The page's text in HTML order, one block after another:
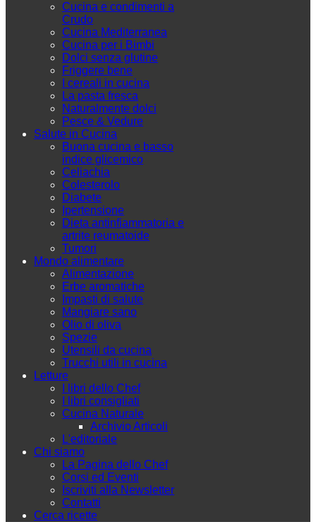
Cucina e condimenti a
Crudo
Cucina Mediterranea
Cucina per i Bimbi
Dolci senza glutine
Friggere bene
I cereali in cucina
La pasta fresca
Naturalmente dolci
Pesce & Vedure
Salute in Cucina
Buona cucina e basso
indice glicemico
Celiachia
Colesterolo
Diabete
Ipertensione
Dieta antinfiammatoria e
artrite reumatoide
Tumori
Mondo alimentare
Alimentazione
Erbe aromatiche
Impasti di salute
Mangiare sano
Olio di oliva
Spezie
Utensili da cucina
Trucchi utili in cucina
Letture
I libri dello Chef
I libri consigliati
Cucina Naturale
Archivio Articoli
L'editoriale
Chi siamo
La Pagina dello Chef
Corsi ed Eventi
Iscriviti alla Newsletter
Contatti
Cerca ricette